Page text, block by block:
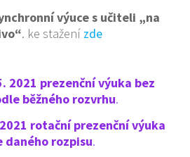
výuce s učiteli „na
. ke stažení zde
2021 prezenční výuka bez
běžného rozvrhu.
rotační prezenční výuka
daného rozpisu.